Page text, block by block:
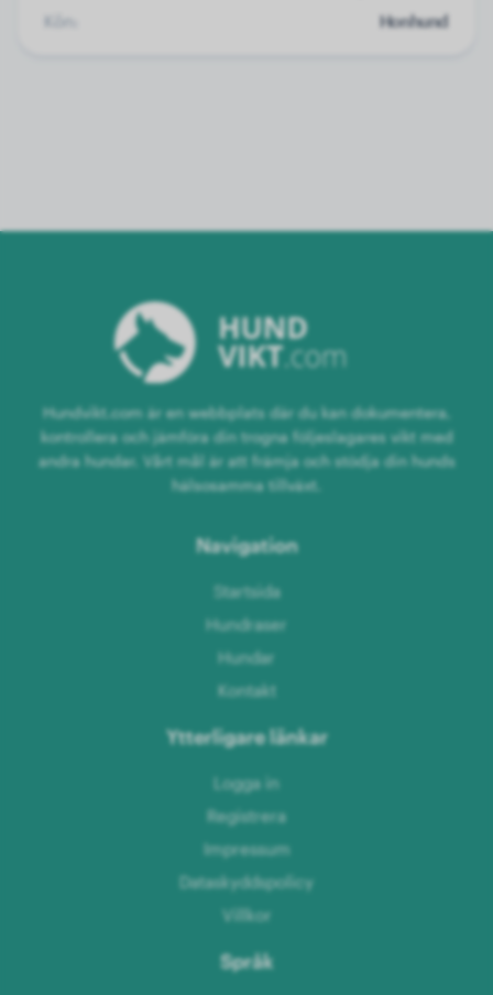
Kön:
Honhund
Hundvikt.com är en webbplats där du kan dokumentera,
kontrollera och jämföra din trogna följeslagares vikt med
andra hundar. Vårt mål är att främja och stödja din hunds
hälsosamma tillväxt.
Navigation
Startsida
Hundraser
Hundar
Kontakt
Ytterligare länkar
Logga in
Registrera
Impressum
Dataskyddspolicy
Villkor
Språk